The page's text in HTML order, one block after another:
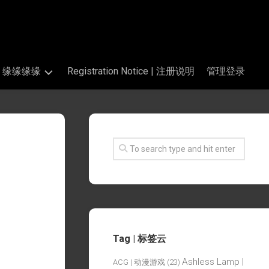
缘缘缘 Registration Notice | 注册说明 管理登录
Tag | 标签云
ACG | 动漫游戏 (23) Ashless Lamp |